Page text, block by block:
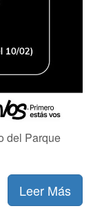
del Parque
Leer Más